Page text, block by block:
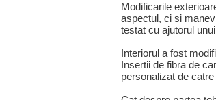
Modificarile
aspectul, ci si
testat cu ajutorul
Interiorul a fost
Insertii de fibra de
personalizat de catre